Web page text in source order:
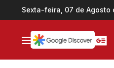
Ir direto pro conteúdo
Sexta-feira, 07 de Agosto